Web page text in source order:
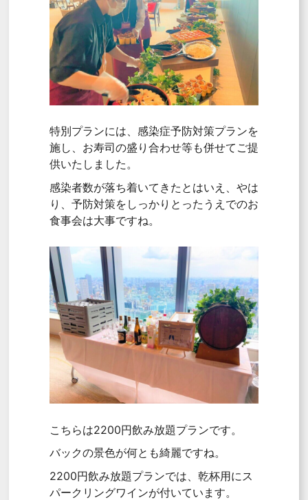
特別プランには、感染症予防対策プランを
施し、お寿司の盛り合わせ等も併せてご提
供いたしました。
感染者数が落ち着いてきたとはいえ、やは
り、予防対策をしっかりとったうえでのお
食事会は大事ですね。
こちらは2200円飲み放題プランです。
バックの景色が何とも綺麗ですね。
2200円飲み放題プランでは、乾杯用にス
パークリングワインが付いています。